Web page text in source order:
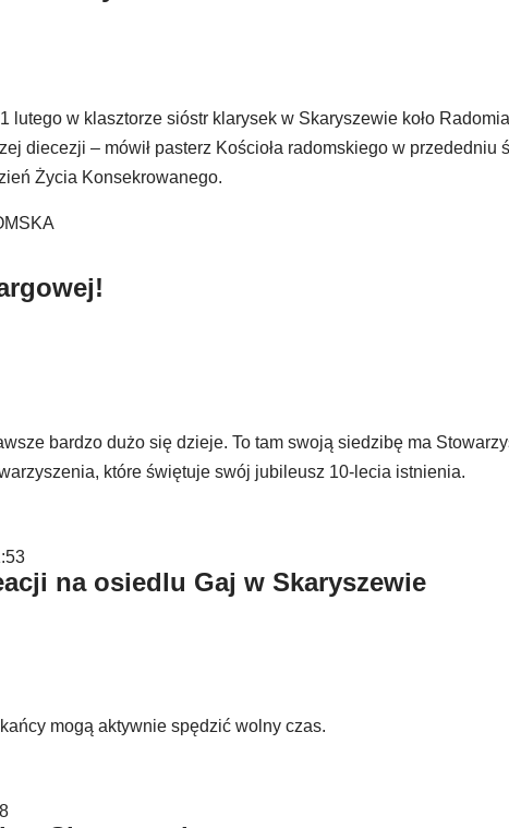
lutego w klasztorze sióstr klarysek w Skaryszewie koło
diecezji – mówił pasterz Kościoła radomskiego w przededniu
Życia Konsekrowanego.
bardzo dużo się dzieje. To tam swoją siedzibę ma
które świętuje swój jubileusz 10-lecia istnienia.
na osiedlu Gaj w Skaryszewie
mogą aktywnie spędzić wolny czas.